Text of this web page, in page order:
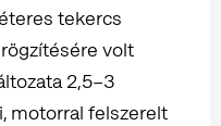
tekercs
volt
2,5–3
motorral felszerelt